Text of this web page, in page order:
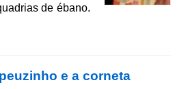
de ébano.
fora e, por isso,
cima do brancoe a corneta